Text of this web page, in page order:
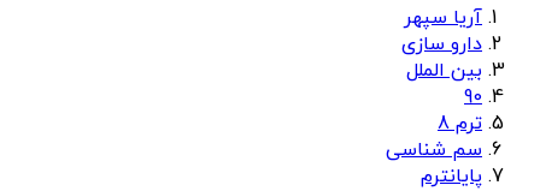
آریا سپهر
دارو سازی
بین الملل
90
ترم 8
سم شناسی
پایانترم